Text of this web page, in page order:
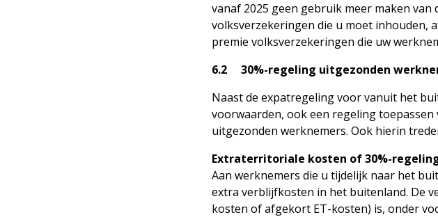
vanaf 2025 geen gebruik meer maken
volksverzekeringen die u moet inhouden,
premie volksverzekeringen die uw
6.2 30%-regeling uitgezonden
Naast de expatregeling voor vanuit het
voorwaarden, ook een regeling
uitgezonden werknemers. Ook hierin
Extraterritoriale kosten of 30%-
Aan werknemers die u tijdelijk naar het
extra verblijfkosten in het buitenland. De
kosten of afgekort ET-kosten) is, onder